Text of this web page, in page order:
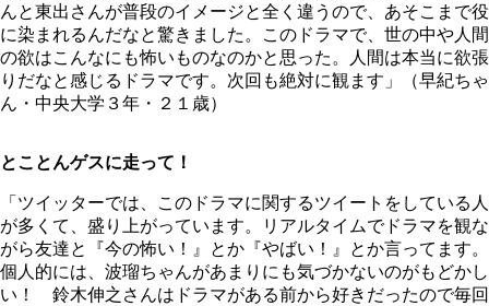
んと東出さんが普段のイメージと全く違うので、あそこまで役
に染まれるんだなと驚きました。このドラマで、世の中や人間
の欲はこんなにも怖いものなのかと思った。人間は本当に欲張
りだなと感じるドラマです。次回も絶対に観ます」（早紀ちゃ
ん・中央大学３年・２１歳）
とことんゲスに走って！
「ツイッターでは、このドラマに関するツイートをしている人
が多くて、盛り上がっています。リアルタイムでドラマを観な
がら友達と『今の怖い！』とか『やばい！』とか言ってます。
個人的には、波瑠ちゃんがあまりにも気づかないのがもどかし
い！ 鈴木伸之さんはドラマがある前から好きだったので毎回